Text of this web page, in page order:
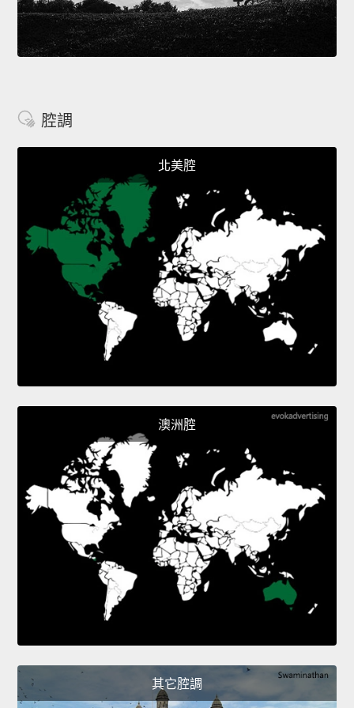
腔調
北美腔
澳洲腔
其它腔調